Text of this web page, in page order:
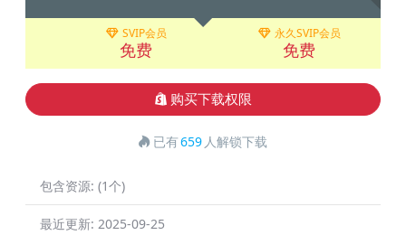
SVIP会员
免费
永久SVIP会员
免费
购买下载权限
已有659 人解锁下载
包含资源: (1个)
最近更新: 2025-09-25